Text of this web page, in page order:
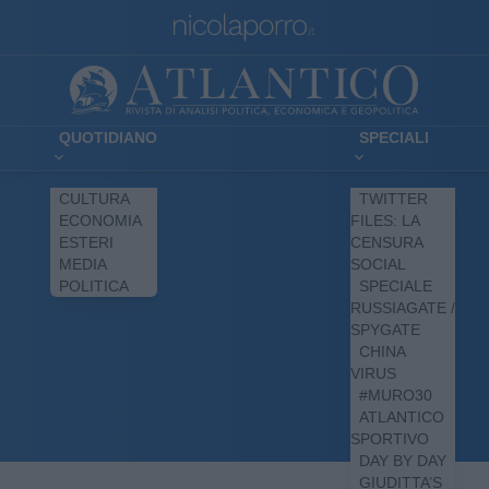
QUOTIDIANO
CULTURA
ECONOMIA
ESTERI
MEDIA
POLITICA
SPECIALI
TWITTER
FILES: LA
CENSURA
SOCIAL
SPECIALE
RUSSIAGATE /
SPYGATE
CHINA
VIRUS
#MURO30
ATLANTICO
SPORTIVO
DAY BY DAY
GIUDITTA’S